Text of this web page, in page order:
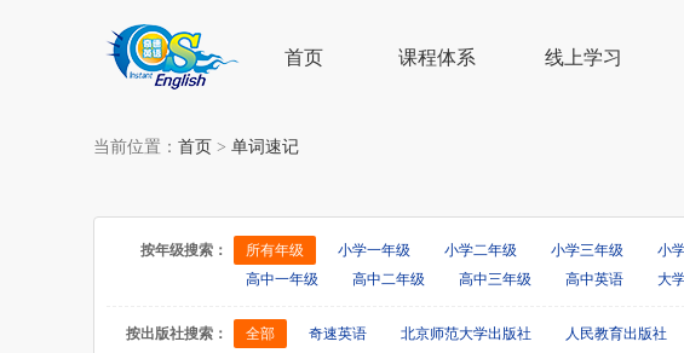
首页 课程体系 线上学习
当前位置： 首页 > 单词速记
按年级搜索： 所有年级 小学一年级 小学二年级 小学三年级 小
高中一年级
高中二年级 高中三年级 高中英语 大
按出版社搜索： 全部 奇速英语 北京师范大学出版社 人民教育出版社